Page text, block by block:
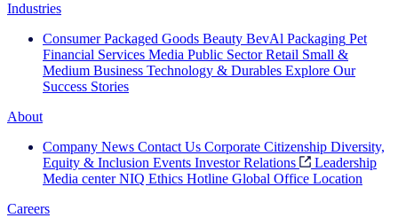
Industries
Consumer Packaged Goods Beauty BevAl Packaging Pet
Financial Services Media Public Sector Retail Small &
Medium Business Technology & Durables Explore Our
Success Stories
About
Company News Contact Us Corporate Citizenship Diversity,
Equity & Inclusion Events Investor Relations
Leadership
Media center NIQ Ethics Hotline Global Office Location
Careers